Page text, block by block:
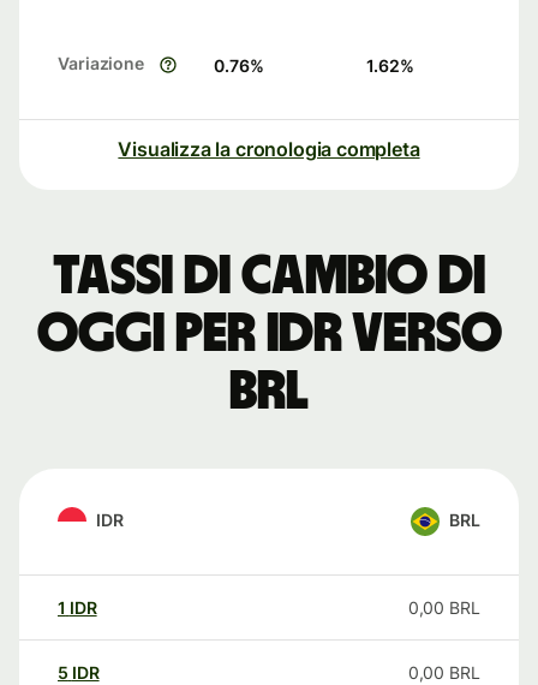
Variazione 0.76% 1.62%
Visualizza la cronologia completa
Tassi di cambio di
oggi per IDR verso
BRL
IDR BRL
1 IDR 0,00 BRL
5 IDR 0,00 BRL